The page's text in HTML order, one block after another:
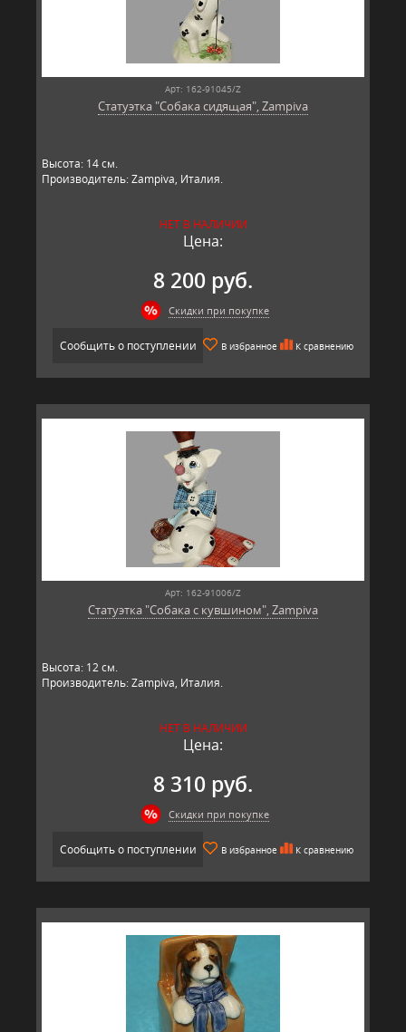
Арт: 162-91045/Z
Статуэтка "Собака сидящая", Zampiva
Высота: 14 см.
Производитель: Zampiva, Италия.
НЕТ В НАЛИЧИИ
Цена:
8 200 руб.
Скидки при покупке
Сообщить о поступлении В избранное К сравнению
Арт: 162-91006/Z
Статуэтка "Собака с кувшином", Zampiva
Высота: 12 см.
Производитель: Zampiva, Италия.
НЕТ В НАЛИЧИИ
Цена:
8 310 руб.
Скидки при покупке
Сообщить о поступлении В избранное К сравнению